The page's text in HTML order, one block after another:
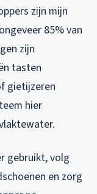
zijn mijn
85% van
zijn
tasten
gietijzeren
hier
gebruikt, volg
en zorg